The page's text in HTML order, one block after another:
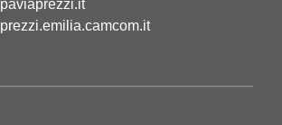
paviaprezzi.it
prezzi.emilia.camcom.it